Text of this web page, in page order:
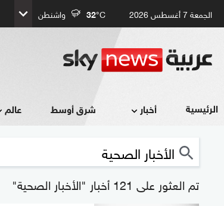
الجمعة 7 أغسطس 2026 32°C واشنطن
الرئيسية أخبار شرق أوسط عالم
تم العثور على 121 أخبار "الأخبار الصحية"